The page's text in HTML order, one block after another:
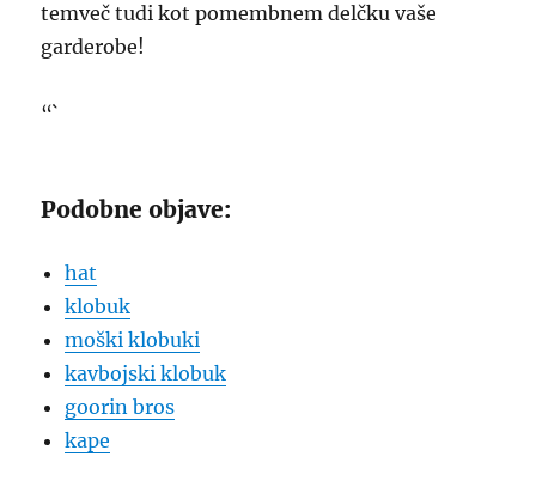
temveč tudi kot pomembnem delčku vaše
garderobe!
“`
Podobne objave:
hat
klobuk
moški klobuki
kavbojski klobuk
goorin bros
kape